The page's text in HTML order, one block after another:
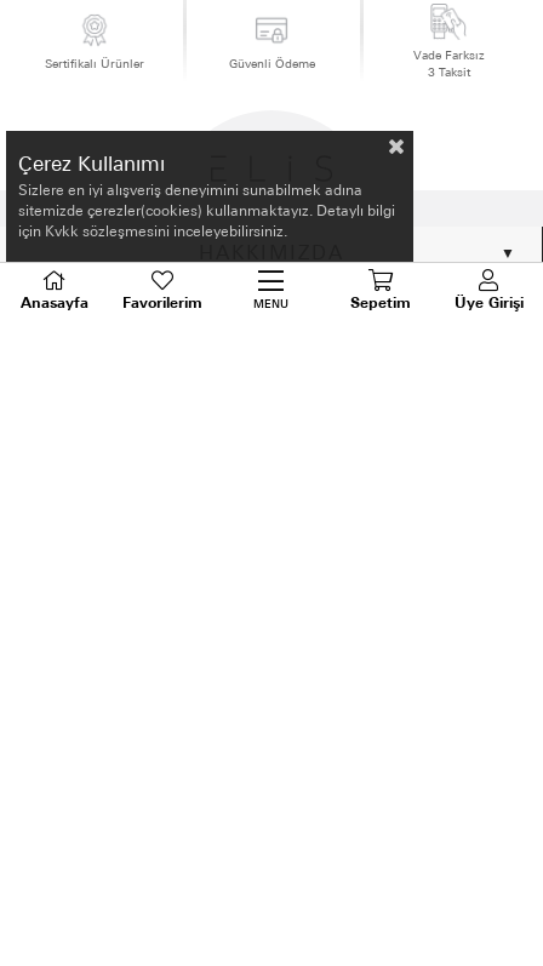
Sertifikalı Ürünler Güvenli Ödeme
Vade Farksız
3 Taksit
ALIŞVERİŞ BİLGİLERİ
Çerez Kullanımı
Sizlere en iyi alışveriş deneyimini sunabilmek adına
sitemizde çerezler(cookies) kullanmaktayız. Detaylı bilgi
için Kvkk sözleşmesini inceleyebilirsiniz.
Anasayfa Favorilerim MENU Sepetim Üye Girişi